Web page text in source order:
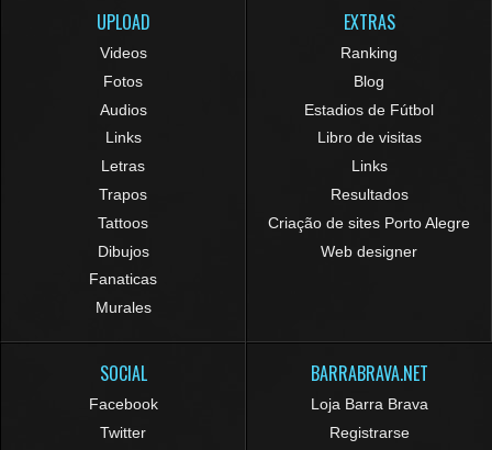
UPLOAD
Videos
Fotos
Audios
Links
Letras
Trapos
Tattoos
Dibujos
Fanaticas
Murales
EXTRAS
Ranking
Blog
Estadios de Fútbol
Libro de visitas
Links
Resultados
Criação de sites Porto Alegre
Web designer
SOCIAL
Facebook
Twitter
BARRABRAVA.NET
Loja Barra Brava
Registrarse